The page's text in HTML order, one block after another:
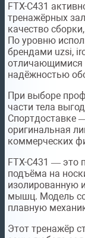
FTX-C431
тренажёрных
качество
По уровню
брендами uzsi,
отличающимися
надёжностью
При выборе
части тела
Спортдоставке
оригинальная
коммерческих
FTX-C431 — это
подъёма на
изолированную
мышц. Модель
плавную
Этот тренажёр